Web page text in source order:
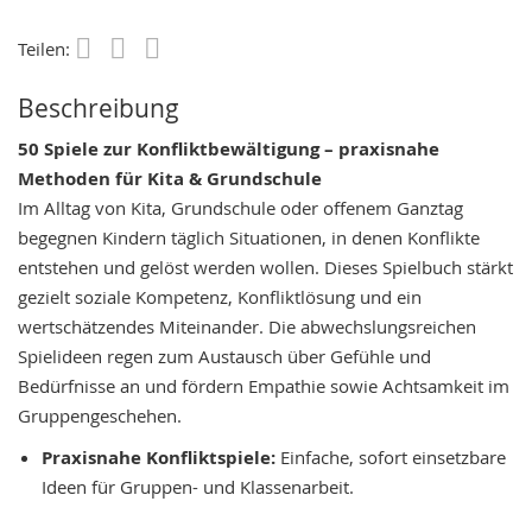
Teilen:
Beschreibung
50 Spiele zur Konfliktbewältigung – praxisnahe
Methoden für Kita & Grundschule
Im Alltag von Kita, Grundschule oder offenem Ganztag
begegnen Kindern täglich Situationen, in denen Konflikte
entstehen und gelöst werden wollen. Dieses Spielbuch stärkt
gezielt soziale Kompetenz, Konfliktlösung und ein
wertschätzendes Miteinander. Die abwechslungsreichen
Spielideen regen zum Austausch über Gefühle und
Bedürfnisse an und fördern Empathie sowie Achtsamkeit im
Gruppengeschehen.
Praxisnahe Konfliktspiele: Einfache, sofort einsetzbare
Ideen für Gruppen- und Klassenarbeit.